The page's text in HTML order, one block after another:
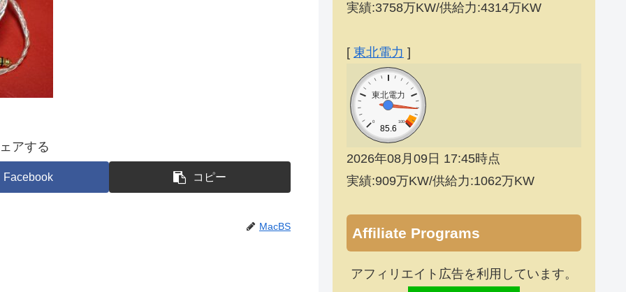
アする
Facebook コピー
MacBS
実績:3758万KW/供給力:4314万KW
[ 東北電力 ]
東北電力
0 100
85.6
2026年08月09日 17:45時点
実績:909万KW/供給力:1062万KW
Affiliate Programs
アフィリエイト広告を利用しています。